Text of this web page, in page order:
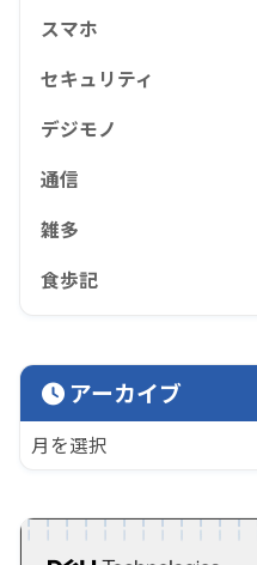
スマホ
セキュリティ
デジモノ
通信
雑多
食歩記
アーカイブ